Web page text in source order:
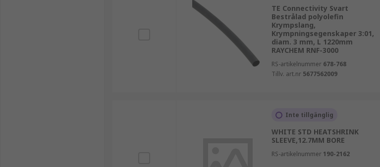
TE Connectivity Svart
Bestrålad polyolefin
Krympslang,
Krympningsegenskaper 3:01,
diam. 3 mm, L 1220mm
RAYCHEM RNF-3000
RS-artikelnummer 678-768
Tillv. art.nr 5677562009
Inte tillgänglig
WHITE STD HEATSHRINK
SLEEVE,12.7MM BORE
RS-artikelnummer 190-2162